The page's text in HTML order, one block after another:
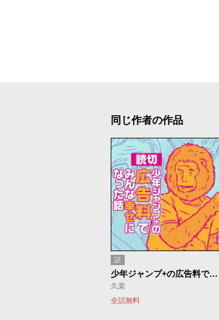
同じ作者の作品
話
少年ジャンプ+の広告料でみんな幸せになった話
久楽
全話無料